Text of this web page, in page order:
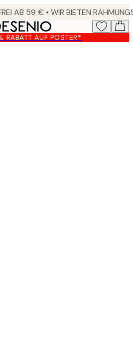
AUF POSTER*